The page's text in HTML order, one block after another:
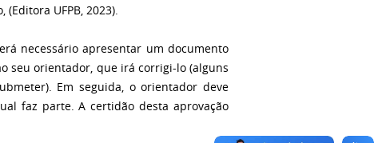
UFPB, 2023).
necessário apresentar um documento
seu orientador, que irá corrigi-lo (alguns
Em seguida, o orientador deve
faz parte. A certidão desta aprovação